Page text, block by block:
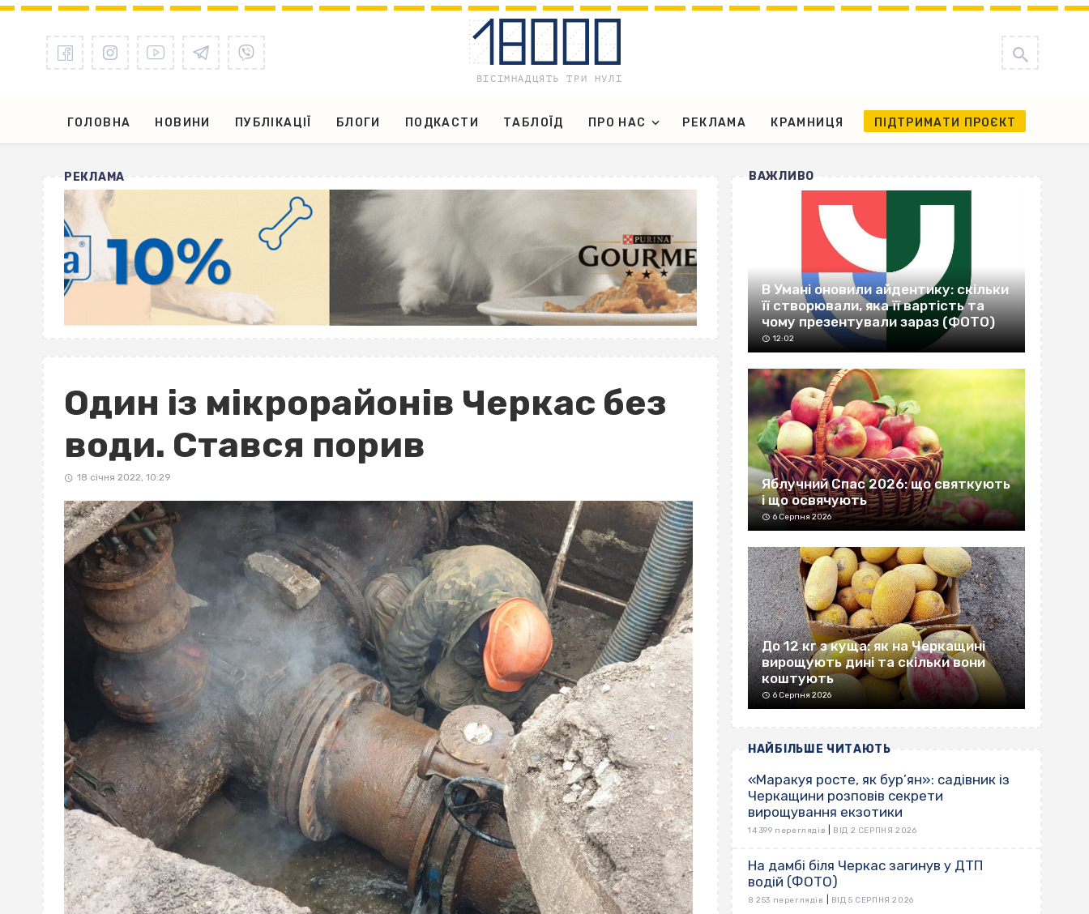
ГОЛОВНА НОВИНИ ПУБЛІКАЦІЇ БЛОГИ ПОДКАСТИ ТАБЛОЇД ПРО НАС РЕКЛАМА КРАМНИЦЯ ПІДТРИМАТИ ПРОЄКТ
РЕКЛАМА
Один із мікрорайонів Черкас без
води. Стався порив
18 січня 2022, 10:29
ВАЖЛИВО
В Умані оновили айдентику: скільки
її створювали, яка її вартість та
чому презентували зараз (ФОТО)
12:02
Яблучний Спас 2026: що святкують
і що освячують
6 Серпня 2026
До 12 кг з куща: як на Черкащині
вирощують дині та скільки вони
коштують
6 Серпня 2026
НАЙБІЛЬШЕ ЧИТАЮТЬ
«Маракуя росте, як бур’ян»: садівник із
Черкащини розповів секрети
вирощування екзотики
14 399 переглядів ВІД 2 СЕРПНЯ 2026
На дамбі біля Черкас загинув у ДТП
водій (ФОТО)
8 253 переглядів ВІД 5 СЕРПНЯ 2026